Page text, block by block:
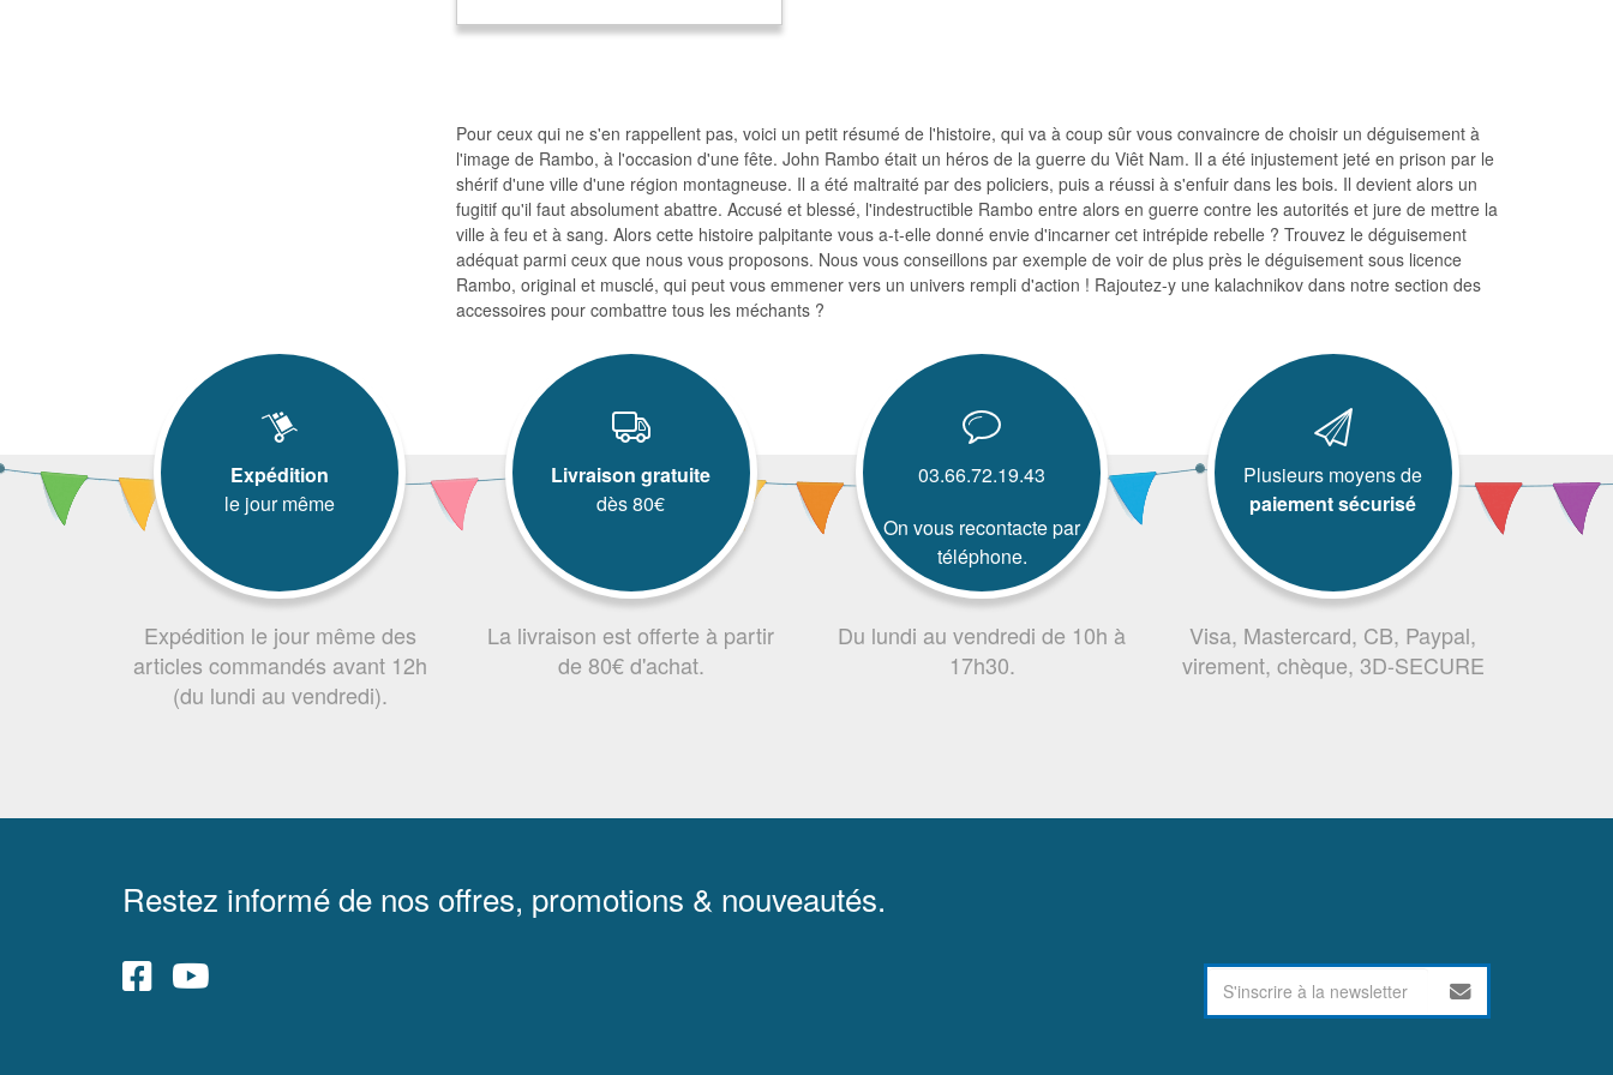
Pour ceux qui ne s'en rappellent pas, voici un petit résumé de l'histoire, qui va à coup sûr vous convaincre de choisir un déguisement à
l'image de Rambo, à l'occasion d'une fête. John Rambo était un héros de la guerre du Viêt Nam. Il a été injustement jeté en prison par le
shérif d'une ville d'une région montagneuse. Il a été maltraité par des policiers, puis a réussi à s'enfuir dans les bois. Il devient alors un
fugitif qu'il faut absolument abattre. Accusé et blessé, l'indestructible Rambo entre alors en guerre contre les autorités et jure de mettre la
ville à feu et à sang. Alors cette histoire palpitante vous a-t-elle donné envie d'incarner cet intrépide rebelle ? Trouvez le déguisement
adéquat parmi ceux que nous vous proposons. Nous vous conseillons par exemple de voir de plus près le déguisement sous licence
Rambo, original et musclé, qui peut vous emmener vers un univers rempli d'action ! Rajoutez-y une kalachnikov dans notre section des
accessoires pour combattre tous les méchants ?
Expédition
le jour même
Expédition le jour même des
articles commandés avant 12h
(du lundi au vendredi).
Livraison gratuite
dès 80€
La livraison est offerte à partir
de 80€ d'achat.
03.66.72.19.43
On vous recontacte par
téléphone.
Du lundi au vendredi de 10h à
17h30.
Plusieurs moyens de
paiement sécurisé
Visa, Mastercard, CB, Paypal,
virement, chèque, 3D-SECURE
Restez informé de nos offres, promotions & nouveautés.